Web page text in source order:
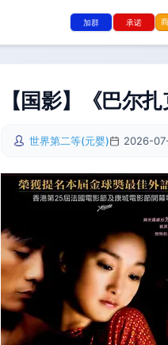
加群 承诺
【国影】《巴尔
世界第二等(元婴) 2026-